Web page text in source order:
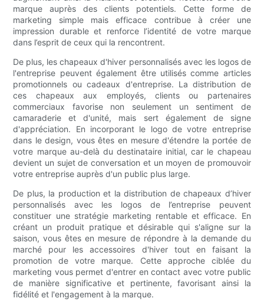
marque auprès des clients potentiels. Cette forme de
marketing simple mais efficace contribue à créer une
impression durable et renforce l’identité de votre marque
dans l’esprit de ceux qui la rencontrent.
De plus, les chapeaux d'hiver personnalisés avec les logos de
l'entreprise peuvent également être utilisés comme articles
promotionnels ou cadeaux d'entreprise. La distribution de
ces chapeaux aux employés, clients ou partenaires
commerciaux favorise non seulement un sentiment de
camaraderie et d'unité, mais sert également de signe
d'appréciation. En incorporant le logo de votre entreprise
dans le design, vous êtes en mesure d'étendre la portée de
votre marque au-delà du destinataire initial, car le chapeau
devient un sujet de conversation et un moyen de promouvoir
votre entreprise auprès d'un public plus large.
De plus, la production et la distribution de chapeaux d’hiver
personnalisés avec les logos de l’entreprise peuvent
constituer une stratégie marketing rentable et efficace. En
créant un produit pratique et désirable qui s'aligne sur la
saison, vous êtes en mesure de répondre à la demande du
marché pour les accessoires d'hiver tout en faisant la
promotion de votre marque. Cette approche ciblée du
marketing vous permet d'entrer en contact avec votre public
de manière significative et pertinente, favorisant ainsi la
fidélité et l'engagement à la marque.